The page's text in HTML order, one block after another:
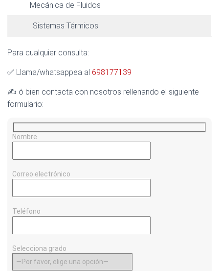
Mecánica de Fluidos
Sistemas Térmicos
Para cualquier consulta:
✅ Llama/whatsappea al 698177139
✍️ ó bien contacta con nosotros rellenando el siguiente
formulario:
Nombre
Correo electrónico
Teléfono
Selecciona grado